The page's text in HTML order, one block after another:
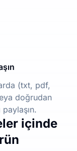
(txt, pdf,
doğrudan
içinde